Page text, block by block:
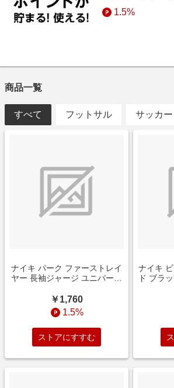
1.5%
商品一覧
すべて フットサル サッカー
ナイキ パーク ファーストレイ
ヤー 長袖ジャージ ユニバーシ
ウェア
￥1,760
1.5%
ストアにすすむ
ナイキ
ド ブラ